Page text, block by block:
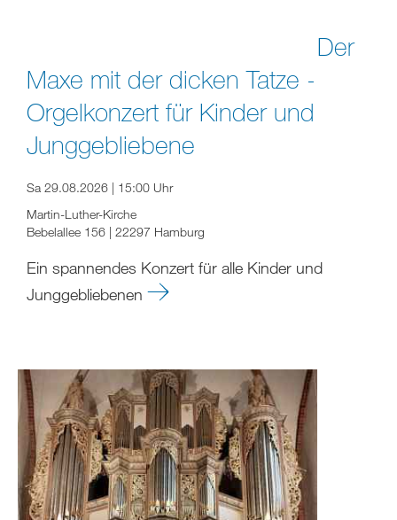
Der
Maxe mit der dicken Tatze -
Orgelkonzert für Kinder und
Junggebliebene
Sa 29.08.2026 | 15:00 Uhr
Martin-Luther-Kirche
Bebelallee 156 | 22297 Hamburg
Ein spannendes Konzert für alle Kinder und
Junggebliebenen